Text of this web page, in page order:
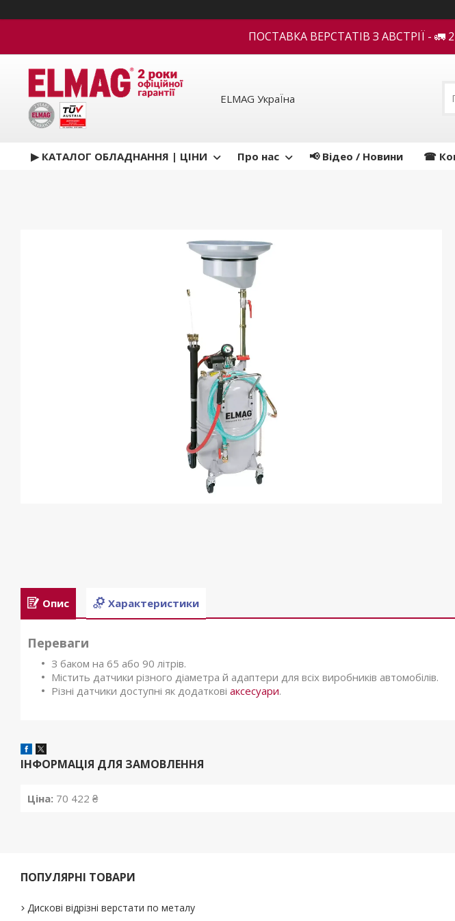
ПОСТАВКА ВЕРСТАТІВ З АВСТРІЇ - 🚛
ELMAG УкраЇна
▶ КАТАЛОГ ОБЛАДНАННЯ | ЦІНИ Про нас 📢 Відео / Новини ☎
Опис Характеристики
Переваги
З баком на 65 або 90 літрів.
Містить датчики різного діаметра й адаптери для всіх виробників автомобілів.
Різні датчики доступні як додаткові аксесуари.
ІНФОРМАЦІЯ ДЛЯ ЗАМОВЛЕННЯ
Ціна: 70 422 ₴
ПОПУЛЯРНІ ТОВАРИ
Дискові відрізні верстати по металу